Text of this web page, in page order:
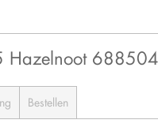
Hazelnoot
Bestellen